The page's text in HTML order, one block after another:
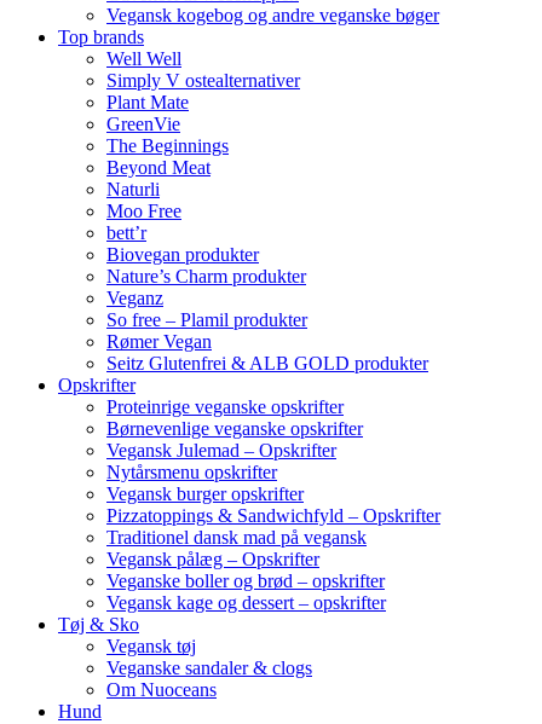
Vegansk kogebog og andre veganske bøger
Top brands
Well Well
Simply V ostealternativer
Plant Mate
GreenVie
The Beginnings
Beyond Meat
Naturli
Moo Free
bett’r
Biovegan produkter
Nature’s Charm produkter
Veganz
So free – Plamil produkter
Rømer Vegan
Seitz Glutenfrei & ALB GOLD produkter
Opskrifter
Proteinrige veganske opskrifter
Børnevenlige veganske opskrifter
Vegansk Julemad – Opskrifter
Nytårsmenu opskrifter
Vegansk burger opskrifter
Pizzatoppings & Sandwichfyld – Opskrifter
Traditionel dansk mad på vegansk
Vegansk pålæg – Opskrifter
Veganske boller og brød – opskrifter
Vegansk kage og dessert – opskrifter
Tøj & Sko
Vegansk tøj
Veganske sandaler & clogs
Om Nuoceans
Hund